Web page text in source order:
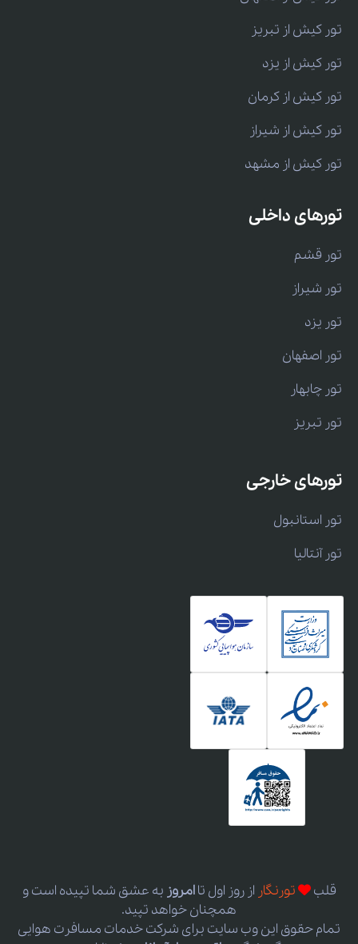
تور کیش از تبریز
تور کیش از یزد
تور کیش از کرمان
تور کیش از شیراز
تور کیش از مشهد
تورهای داخلی
تور قشم
تور شیراز
تور یزد
تور اصفهان
تور چابهار
تور تبریز
تورهای خارجی
تور استانبول
تور آنتالیا
قلب تورنگار از روز اول تاامروز به عشق شما تپیده است و
همچنان خواهد تپید.
تمام حقوق این وب سایت برای شرکت خدمات مسافرت هوایی